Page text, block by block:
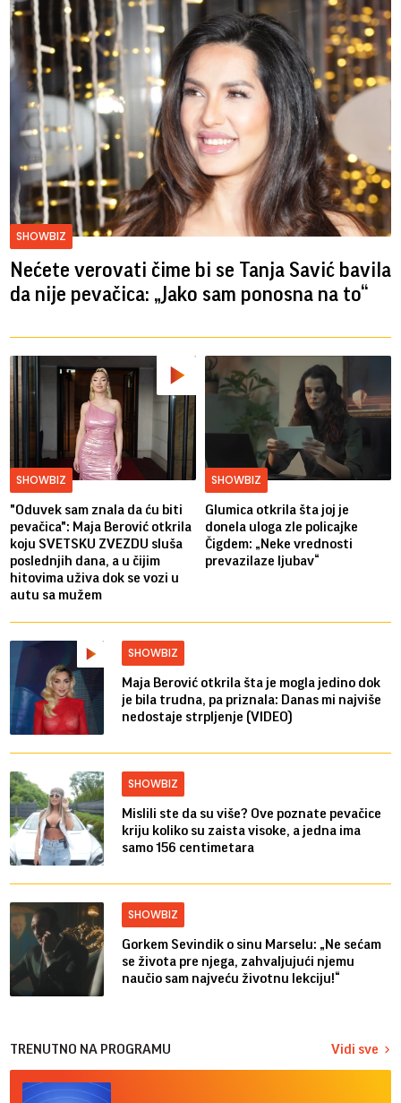
SHOWBIZ
Nećete verovati čime bi se Tanja Savić bavila
da nije pevačica: „Jako sam ponosna na to“
SHOWBIZ
"Oduvek sam znala da ću biti
pevačica": Maja Berović otkrila
koju SVETSKU ZVEZDU sluša
poslednjih dana, a u čijim
hitovima uživa dok se vozi u
autu sa mužem
SHOWBIZ
Glumica otkrila šta joj je
donela uloga zle policajke
Čigdem: „Neke vrednosti
prevazilaze ljubav“
SHOWBIZ
Maja Berović otkrila šta je mogla jedino dok
je bila trudna, pa priznala: Danas mi najviše
nedostaje strpljenje (VIDEO)
SHOWBIZ
Mislili ste da su više? Ove poznate pevačice
kriju koliko su zaista visoke, a jedna ima
samo 156 centimetara
SHOWBIZ
Gorkem Sevindik o sinu Marselu: „Ne sećam
se života pre njega, zahvaljujući njemu
naučio sam najveću životnu lekciju!“
TRENUTNO NA PROGRAMU Vidi sve